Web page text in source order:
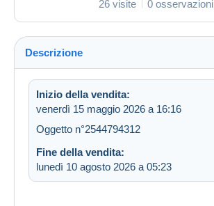
26 visite 0 osservazioni
Descrizione
Inizio della vendita:
venerdì 15 maggio 2026 a 16:16
Oggetto n°2544794312
Fine della vendita:
lunedì 10 agosto 2026 a 05:23